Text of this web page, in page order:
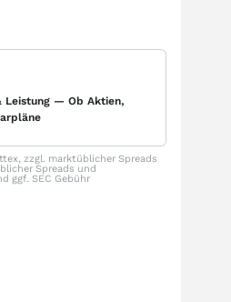
Leistung — Ob Aktien,
zzgl. marktüblicher Spreads
Spreads und
ggf. SEC Gebühr